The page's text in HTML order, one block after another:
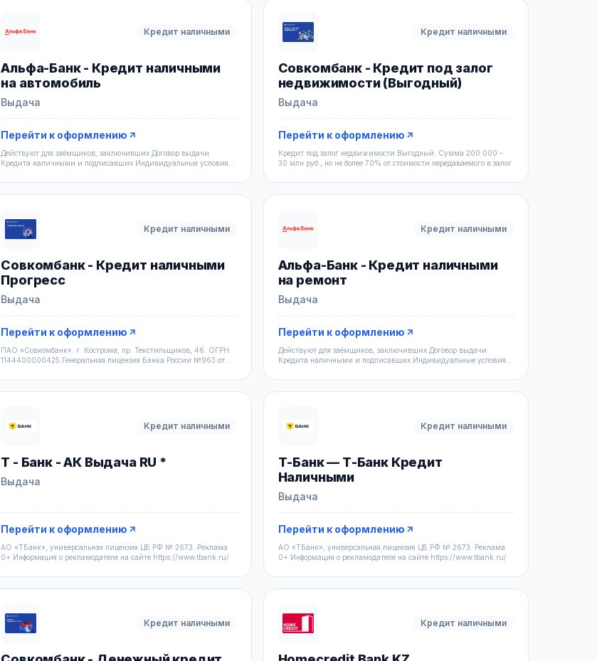
Кредит наличными
Альфа-Банк - Кредит наличными
на автомобиль
Выдача
Перейти к оформлению
Действуют для заёмщиков, заключивших Договор выдачи
Кредита наличными и подписавших Индивидуальные условия
Кредит наличными
Совкомбанк - Кредит под залог
недвижимости (Выгодный)
Выдача
Перейти к оформлению
Кредит под залог недвижимости Выгодный. Сумма 200 000 –
30 млн руб., но не более 70% от стоимости передаваемого в залог
Кредит наличными
Совкомбанк - Кредит наличными
Прогресс
Выдача
Перейти к оформлению
ПАО «Совкомбанк». г. Кострома, пр. Текстильщиков, 46. ОГРН
1144400000425.Генеральная лицензия Банка России №963 от 5
Кредит наличными
Альфа-Банк - Кредит наличными
на ремонт
Выдача
Перейти к оформлению
Действуют для заёмщиков, заключивших Договор выдачи
Кредита наличными и подписавших Индивидуальные условия
Кредит наличными
Т - Банк - АК Выдача RU *
Выдача
Перейти к оформлению
АО «ТБанк», универсальная лицензия ЦБ РФ № 2673. Реклама
0+ Информация о рекламодателе на сайте https://www.tbank.ru/
Кредит наличными
Т-Банк — Т-Банк Кредит
Наличными
Выдача
Перейти к оформлению
АО «ТБанк», универсальная лицензия ЦБ РФ № 2673. Реклама
0+ Информация о рекламодателе на сайте https://www.tbank.ru/
Кредит наличными Кредит наличными